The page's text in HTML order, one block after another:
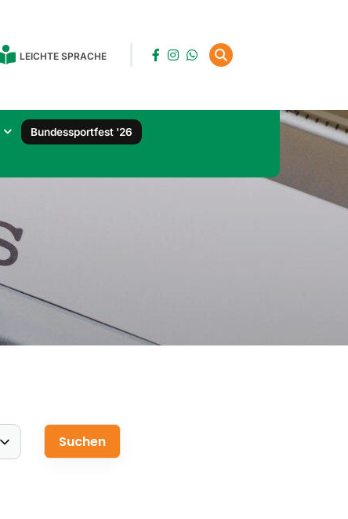
LEICHTE SPRACHE
Bundessportfest '26